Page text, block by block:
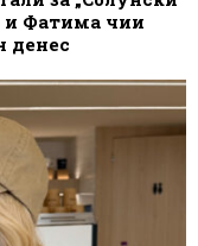
и Фатима чии
денес